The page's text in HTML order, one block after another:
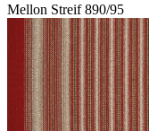
Mellon Streif 890/95